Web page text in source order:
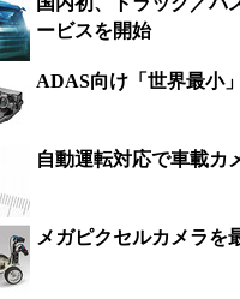
ービスを開始
ADAS向け「世界最小
自動運転対応で車載カ
メガピクセルカメラを